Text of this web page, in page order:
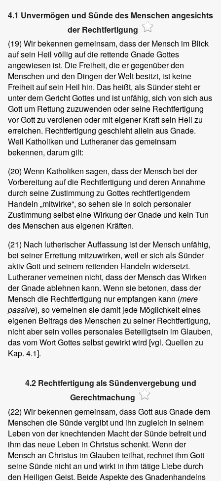
4.1 Unvermögen und Sünde des Menschen angesichts
der Rechtfertigung
(19) Wir bekennen gemeinsam, dass der Mensch im Blick
auf sein Heil völlig auf die rettende Gnade Gottes
angewiesen ist. Die Freiheit, die er gegenüber den
Menschen und den Dingen der Welt besitzt, ist keine
Freiheit auf sein Heil hin. Das heißt, als Sünder steht er
unter dem Gericht Gottes und ist unfähig, sich von sich aus
Gott um Rettung zuzuwenden oder seine Rechtfertigung
vor Gott zu verdienen oder mit eigener Kraft sein Heil zu
erreichen. Rechtfertigung geschieht allein aus Gnade.
Weil Katholiken und Lutheraner das gemeinsam
bekennen, darum gilt:
(20) Wenn Katholiken sagen, dass der Mensch bei der
Vorbereitung auf die Rechtfertigung und deren Annahme
durch seine Zustimmung zu Gottes rechtfertigendem
Handeln „mitwirke“, so sehen sie in solch personaler
Zustimmung selbst eine Wirkung der Gnade und kein Tun
des Menschen aus eigenen Kräften.
(21) Nach lutherischer Auffassung ist der Mensch unfähig,
bei seiner Errettung mitzuwirken, weil er sich als Sünder
aktiv Gott und seinem rettenden Handeln widersetzt.
Lutheraner verneinen nicht, dass der Mensch das Wirken
der Gnade ablehnen kann. Wenn sie betonen, dass der
Mensch die Rechtfertigung nur empfangen kann (mere
passive), so verneinen sie damit jede Möglichkeit eines
eigenen Beitrags des Menschen zu seiner Rechtfertigung,
nicht aber sein volles personales Beteiligtsein im Glauben,
das vom Wort Gottes selbst gewirkt wird [vgl. Quellen zu
Kap. 4.1].
4.2 Rechtfertigung als Sündenvergebung und
Gerechtmachung
(22) Wir bekennen gemeinsam, dass Gott aus Gnade dem
Menschen die Sünde vergibt und ihn zugleich in seinem
Leben von der knechtenden Macht der Sünde befreit und
ihm das neue Leben in Christus schenkt. Wenn der
Mensch an Christus im Glauben teilhat, rechnet ihm Gott
seine Sünde nicht an und wirkt in ihm tätige Liebe durch
den Heiligen Geist. Beide Aspekte des Gnadenhandelns